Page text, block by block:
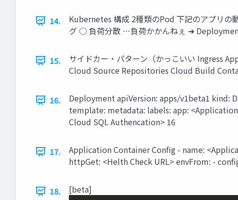
14.
Kubernetes 構成 2種類のPod 下記のアプリ
グ ○ 負荷分散 …負荷かかんねぇ ➜
15.
サイドカー・パターン（かっこいい Ingress
Cloud Source Repositories Cloud Build
16.
Deployment apiVersion: apps/v1beta1 kind:
template: metadata: labels: app:
Cloud SQL Authencation> 16
17.
Application Container Conﬁg - name:
httpGet: <Helth Check URL> envFrom: -
18. [beta]